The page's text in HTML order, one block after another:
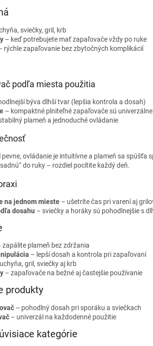
u
sviečky, gril, krb
– keď potrebujete mať zapaľovače vždy po ruke
rýchle zapaľovanie bez zbytočných komplikácií
podľa miesta použitia
býva dlhší tvar (lepšia kontrola a dosah)
– kompaktné plniteľné zapaľovače sú univerzálne
plameň a jednoduché ovládanie
ovládanie je intuitívne a plameň sa
do ruky – rozdiel pocítite každý deň.
na jednom mieste – ušetríte čas pri varení aj
dosahu – sviečky a horáky sú pohodlnejšie s
zapálite plameň bez zdržania
– lepší dosah a kontrola pri zapaľovaní
gril, sviečky aj krb
– zapaľovače na bežné aj častejšie používanie
produkty
– pohodlný dosah pri sporáku a sviečkach
– univerzál na každodenné použitie
kategórie